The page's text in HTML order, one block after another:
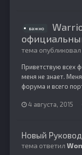
важно
тема опубликовал
Приветствую всех
меня не знает.
форума и всего
4 августа, 2015
Новый
тема ответил